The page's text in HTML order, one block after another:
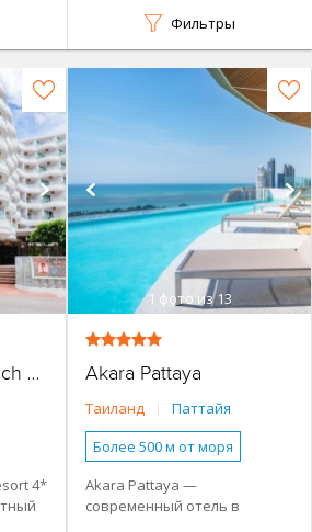
Фильтры
A-One Pattaya Beach Resort
4*
1 фото из 13
Akara Pattaya
Таиланд
Паттайя
Более 500 м от моря
Наличие туристической
инфраструктуры рядом
Akara Pattaya —
современный отель в